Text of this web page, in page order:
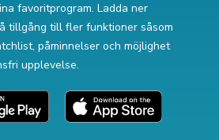
favoritprogram. Ladda ner
tillgång till fler funktioner såsom
påminnelser och möjlighet
upplevelse.